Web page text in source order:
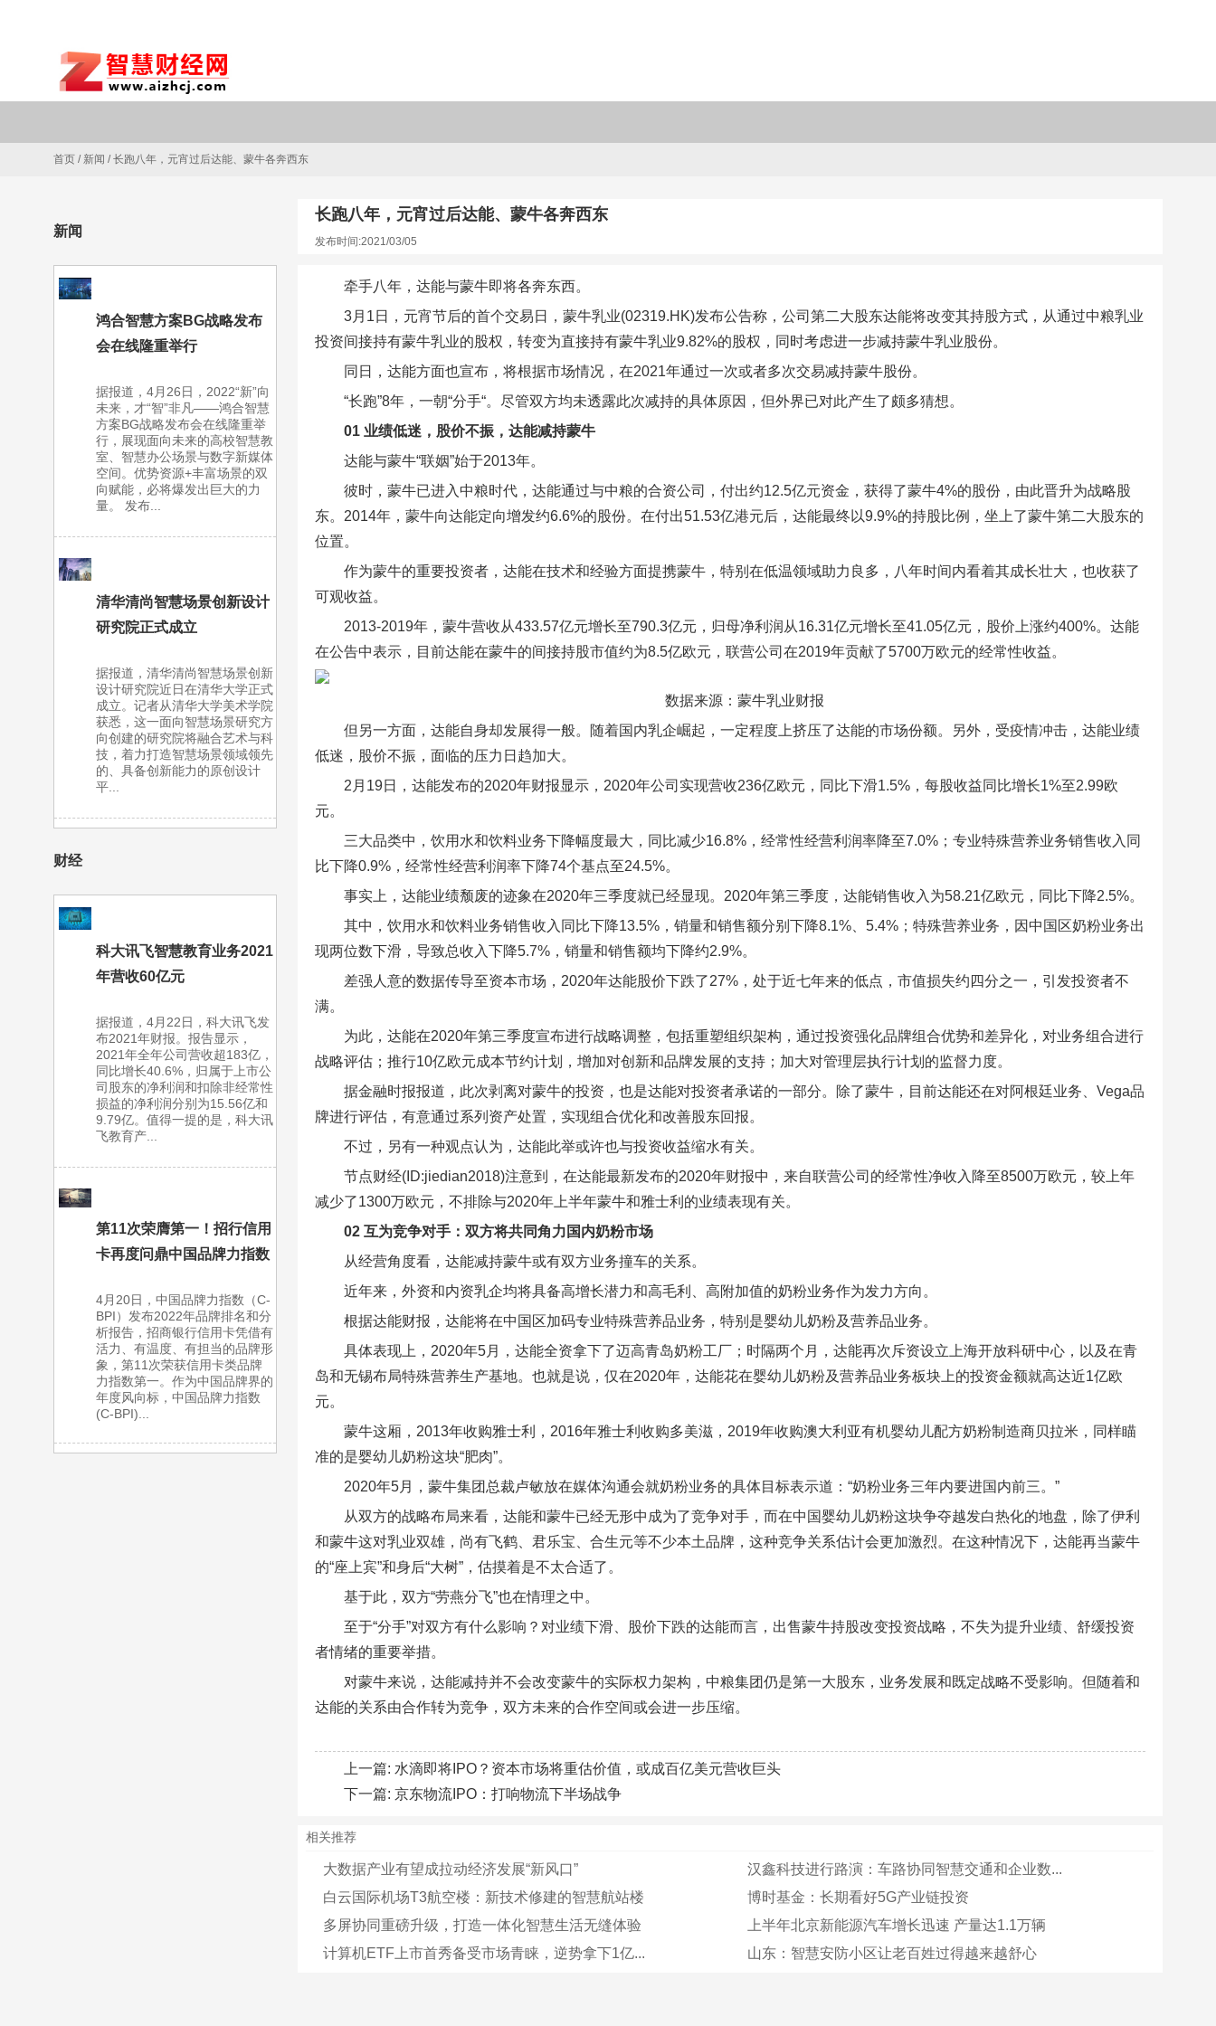
首页 / 新闻 /长跑八年，元宵过后达能、蒙牛各奔西东
新闻
鸿合智慧方案BG战略发布
会在线隆重举行
据报道，4月26日，2022“新”向
未来，才“智”非凡——鸿合智慧
方案BG战略发布会在线隆重举
行，展现面向未来的高校智慧教
室、智慧办公场景与数字新媒体
空间。优势资源+丰富场景的双
向赋能，必将爆发出巨大的力
量。 发布...
清华清尚智慧场景创新设计
研究院正式成立
据报道，清华清尚智慧场景创新
设计研究院近日在清华大学正式
成立。记者从清华大学美术学院
获悉，这一面向智慧场景研究方
向创建的研究院将融合艺术与科
技，着力打造智慧场景领域领先
的、具备创新能力的原创设计
平...
财经
科大讯飞智慧教育业务2021
年营收60亿元
据报道，4月22日，科大讯飞发
布2021年财报。报告显示，
2021年全年公司营收超183亿，
同比增长40.6%，归属于上市公
司股东的净利润和扣除非经常性
损益的净利润分别为15.56亿和
9.79亿。值得一提的是，科大讯
飞教育产...
第11次荣膺第一！招行信用
卡再度问鼎中国品牌力指数
4月20日，中国品牌力指数（C-
BPI）发布2022年品牌排名和分
析报告，招商银行信用卡凭借有
活力、有温度、有担当的品牌形
象，第11次荣获信用卡类品牌
力指数第一。作为中国品牌界的
年度风向标，中国品牌力指数
(C-BPI)...
长跑八年，元宵过后达能、蒙牛各奔西东
发布时间:2021/03/05
牵手八年，达能与蒙牛即将各奔东西。
3月1日，元宵节后的首个交易日，蒙牛乳业(02319.HK)发布公告称，公司第二大股东达能将改变其持股方式，从通过中粮乳业
投资间接持有蒙牛乳业的股权，转变为直接持有蒙牛乳业9.82%的股权，同时考虑进一步减持蒙牛乳业股份。
同日，达能方面也宣布，将根据市场情况，在2021年通过一次或者多次交易减持蒙牛股份。
“长跑”8年，一朝“分手“。尽管双方均未透露此次减持的具体原因，但外界已对此产生了颇多猜想。
01 业绩低迷，股价不振，达能减持蒙牛
达能与蒙牛“联姻”始于2013年。
彼时，蒙牛已进入中粮时代，达能通过与中粮的合资公司，付出约12.5亿元资金，获得了蒙牛4%的股份，由此晋升为战略股
东。2014年，蒙牛向达能定向增发约6.6%的股份。在付出51.53亿港元后，达能最终以9.9%的持股比例，坐上了蒙牛第二大股东的
位置。
作为蒙牛的重要投资者，达能在技术和经验方面提携蒙牛，特别在低温领域助力良多，八年时间内看着其成长壮大，也收获了
可观收益。
2013-2019年，蒙牛营收从433.57亿元增长至790.3亿元，归母净利润从16.31亿元增长至41.05亿元，股价上涨约400%。达能
在公告中表示，目前达能在蒙牛的间接持股市值约为8.5亿欧元，联营公司在2019年贡献了5700万欧元的经常性收益。
数据来源：蒙牛乳业财报
但另一方面，达能自身却发展得一般。随着国内乳企崛起，一定程度上挤压了达能的市场份额。另外，受疫情冲击，达能业绩
低迷，股价不振，面临的压力日趋加大。
2月19日，达能发布的2020年财报显示，2020年公司实现营收236亿欧元，同比下滑1.5%，每股收益同比增长1%至2.99欧
元。
三大品类中，饮用水和饮料业务下降幅度最大，同比减少16.8%，经常性经营利润率降至7.0%；专业特殊营养业务销售收入同
比下降0.9%，经常性经营利润率下降74个基点至24.5%。
事实上，达能业绩颓废的迹象在2020年三季度就已经显现。2020年第三季度，达能销售收入为58.21亿欧元，同比下降2.5%。
其中，饮用水和饮料业务销售收入同比下降13.5%，销量和销售额分别下降8.1%、5.4%；特殊营养业务，因中国区奶粉业务出
现两位数下滑，导致总收入下降5.7%，销量和销售额均下降约2.9%。
差强人意的数据传导至资本市场，2020年达能股价下跌了27%，处于近七年来的低点，市值损失约四分之一，引发投资者不
满。
为此，达能在2020年第三季度宣布进行战略调整，包括重塑组织架构，通过投资强化品牌组合优势和差异化，对业务组合进行
战略评估；推行10亿欧元成本节约计划，增加对创新和品牌发展的支持；加大对管理层执行计划的监督力度。
据金融时报报道，此次剥离对蒙牛的投资，也是达能对投资者承诺的一部分。除了蒙牛，目前达能还在对阿根廷业务、Vega品
牌进行评估，有意通过系列资产处置，实现组合优化和改善股东回报。
不过，另有一种观点认为，达能此举或许也与投资收益缩水有关。
节点财经(ID:jiedian2018)注意到，在达能最新发布的2020年财报中，来自联营公司的经常性净收入降至8500万欧元，较上年
减少了1300万欧元，不排除与2020年上半年蒙牛和雅士利的业绩表现有关。
02 互为竞争对手：双方将共同角力国内奶粉市场
从经营角度看，达能减持蒙牛或有双方业务撞车的关系。
近年来，外资和内资乳企均将具备高增长潜力和高毛利、高附加值的奶粉业务作为发力方向。
根据达能财报，达能将在中国区加码专业特殊营养品业务，特别是婴幼儿奶粉及营养品业务。
具体表现上，2020年5月，达能全资拿下了迈高青岛奶粉工厂；时隔两个月，达能再次斥资设立上海开放科研中心，以及在青
岛和无锡布局特殊营养生产基地。也就是说，仅在2020年，达能花在婴幼儿奶粉及营养品业务板块上的投资金额就高达近1亿欧
元。
蒙牛这厢，2013年收购雅士利，2016年雅士利收购多美滋，2019年收购澳大利亚有机婴幼儿配方奶粉制造商贝拉米，同样瞄
准的是婴幼儿奶粉这块“肥肉”。
2020年5月，蒙牛集团总裁卢敏放在媒体沟通会就奶粉业务的具体目标表示道：“奶粉业务三年内要进国内前三。”
从双方的战略布局来看，达能和蒙牛已经无形中成为了竞争对手，而在中国婴幼儿奶粉这块争夺越发白热化的地盘，除了伊利
和蒙牛这对乳业双雄，尚有飞鹤、君乐宝、合生元等不少本土品牌，这种竞争关系估计会更加激烈。在这种情况下，达能再当蒙牛
的“座上宾”和身后“大树”，估摸着是不太合适了。
基于此，双方“劳燕分飞”也在情理之中。
至于“分手”对双方有什么影响？对业绩下滑、股价下跌的达能而言，出售蒙牛持股改变投资战略，不失为提升业绩、舒缓投资
者情绪的重要举措。
对蒙牛来说，达能减持并不会改变蒙牛的实际权力架构，中粮集团仍是第一大股东，业务发展和既定战略不受影响。但随着和
达能的关系由合作转为竞争，双方未来的合作空间或会进一步压缩。
上一篇: 水滴即将IPO？资本市场将重估价值，或成百亿美元营收巨头
下一篇: 京东物流IPO：打响物流下半场战争
相关推荐
大数据产业有望成拉动经济发展“新风口”
汉鑫科技进行路演：车路协同智慧交通和企业数...
白云国际机场T3航空楼：新技术修建的智慧航站楼
博时基金：长期看好5G产业链投资
多屏协同重磅升级，打造一体化智慧生活无缝体验
上半年北京新能源汽车增长迅速 产量达1.1万辆
计算机ETF上市首秀备受市场青睐，逆势拿下1亿...
山东：智慧安防小区让老百姓过得越来越舒心